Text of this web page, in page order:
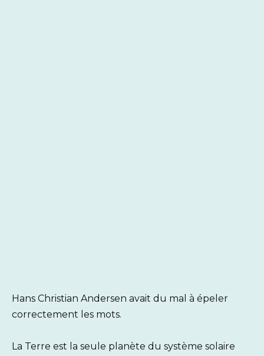
Hans Christian Andersen avait du mal à épeler
correctement les mots.
La Terre est la seule planète du système solaire